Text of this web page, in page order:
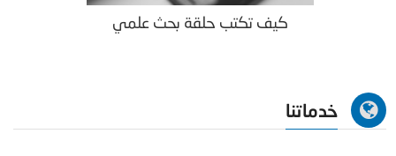
كيف تكتب حلقة بحث علمي
خدماتنا